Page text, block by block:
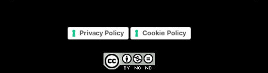
Privacy Policy Cookie Policy